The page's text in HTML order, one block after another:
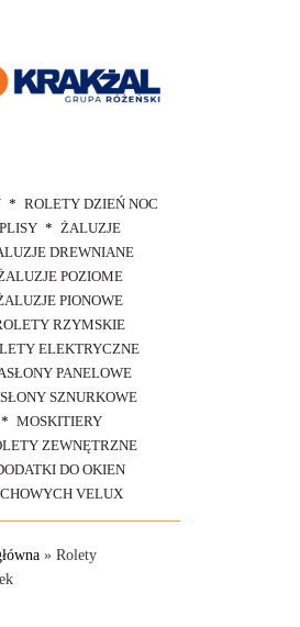
ROLETY DZIEŃ NOC
PLISY
ŻALUZJE
DREWNIANE
POZIOME
PIONOWE
RZYMSKIE
ELEKTRYCZNE
PANELOWE
SZNURKOWE
MOSKITIERY
ZEWNĘTRZNE
DO OKIEN
VELUX
» Rolety